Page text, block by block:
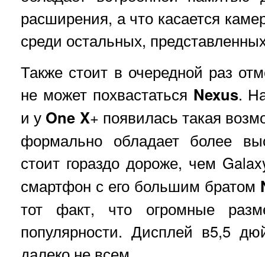
расширения, а что касается
среди остальных,
Также стоит в очередной раз
не может похвастаться Nexus.
и у One X+ появилась такая
формально обладает более
стоит гораздо дороже, чем
смартфон с его большим братом
тот факт, что огромные
популярности. Дисплей в5,5